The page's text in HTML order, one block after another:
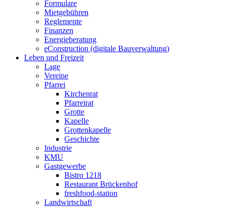
Formulare
Mietgebühren
Reglemente
Finanzen
Energieberatung
eConstruction (digitale Bauverwaltung)
Leben und Freizeit
Lage
Vereine
Pfarrei
Kirchenrat
Pfarreirat
Grotte
Kapelle
Grottenkapelle
Geschichte
Industrie
KMU
Gastgewerbe
Bistro 1218
Restaurant Brückenhof
freshfood-station
Landwirtschaft